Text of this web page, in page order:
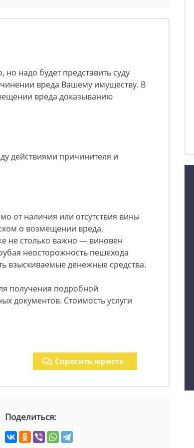
надо будет представить суду
вреда Вашему имуществу. В
вреда доказыванию
действиями причинителя и
от наличия или отсутствия вины
о возмещении вреда,
не столько важно — виновен
неосторожность пешехода
взыскиваемые денежные средства.
получения подробной
документов. Стоимость услуги
Спросить юриста
Поделиться: